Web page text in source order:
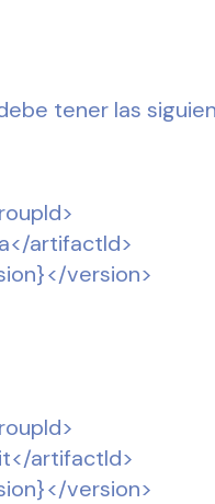
tener las
artifactId>
version>
artifactId>
version>